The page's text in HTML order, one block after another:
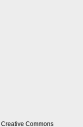
Creative Commons